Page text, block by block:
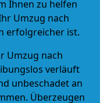
Ihnen zu helfen
Umzug nach
erfolgreicher ist.
Umzug nach
verläuft
unbeschadet an
Überzeugen